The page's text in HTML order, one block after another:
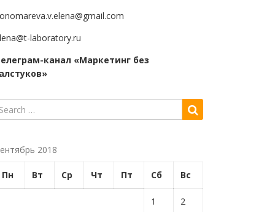
laboratory.ru
канал «Маркетинг без
2018
Пн Вт Ср Чт Пт Сб Вс
1 2